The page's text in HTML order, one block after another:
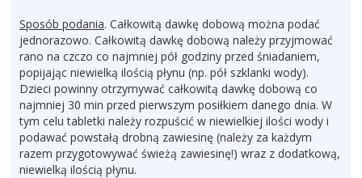
Sposób podania. Całkowitą dawkę dobową można podać
jednorazowo. Całkowitą dawkę dobową należy przyjmować
rano na czczo co najmniej pół godziny przed śniadaniem,
popijając niewielką ilością płynu (np. pół szklanki wody).
Dzieci powinny otrzymywać całkowitą dawkę dobową co
najmniej 30 min przed pierwszym posiłkiem danego dnia. W
tym celu tabletki należy rozpuścić w niewielkiej ilości wody i
podawać powstałą drobną zawiesinę (należy za każdym
razem przygotowywać świeżą zawiesinę!) wraz z dodatkową,
niewielką ilością płynu.